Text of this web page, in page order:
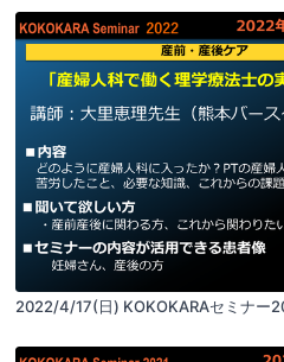
2022/4/17(日) KOKOKARAセミナー